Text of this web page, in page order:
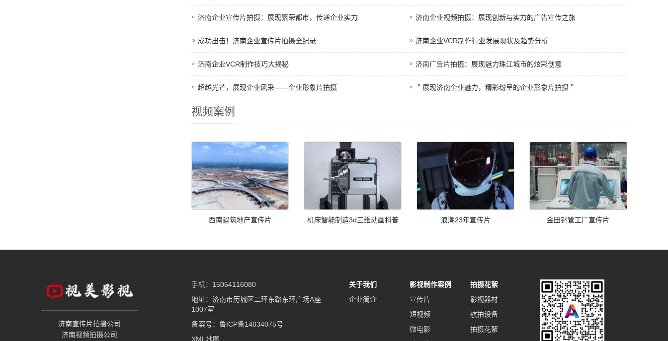
济南企业宣传片拍摄：展现繁荣都市，传递企业实力 济南企业视频拍摄：展现创新与实力的广告宣传之旅
成功出击！济南企业宣传片拍摄全纪录 济南企业VCR制作行业发展现状及趋势分析
济南企业VCR制作技巧大揭秘 济南广告片拍摄：展现魅力珠江城市的炫彩创意
超越光芒，展现企业风采——企业形象片拍摄 ＂展现济南企业魅力，精彩纷呈的企业形象片拍摄＂
视频案例
西南建筑地产宣传片 机床智能制造3d三维动画科普 浪潮23年宣传片 金田铜管工厂宣传片
济南宣传片拍摄公司
济南视频拍摄公司
手机：15054116080
地址：济南市历城区二环东路东环广场A座
1007室
备案号： 鲁ICP备14034075号
XML地图
关于我们
企业简介
影视制作案例
宣传片
短视频
微电影
拍摄花絮
影视器材
航拍设备
拍摄花絮